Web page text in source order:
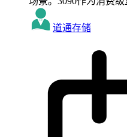
道通存储